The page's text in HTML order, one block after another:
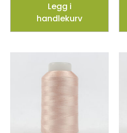
Legg i
handlekurv